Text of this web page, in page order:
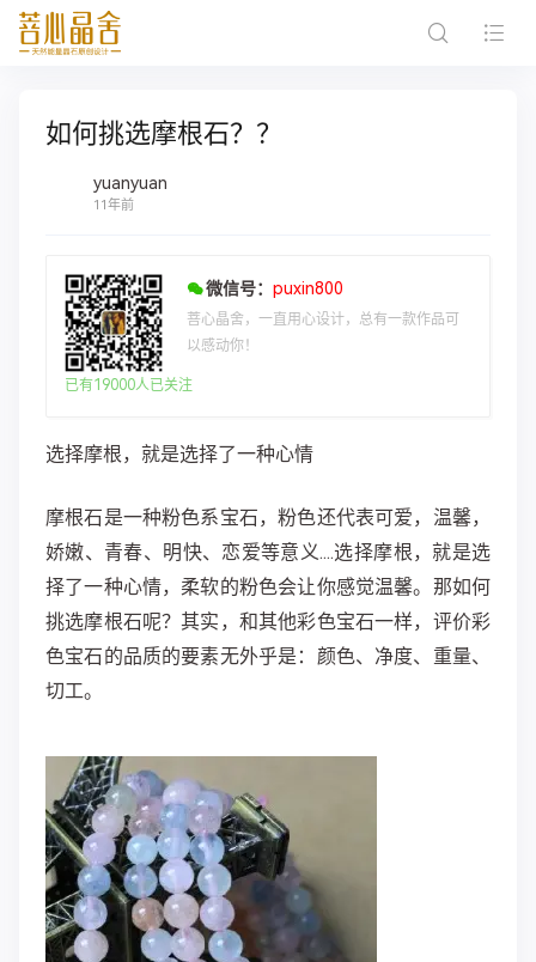
如何挑选摩根石？？
yuanyuan
11年前
微信号： puxin800
菩心晶舍，一直用心设计，总有一款作品可
以感动你！
已有19000人已关注
选择摩根，就是选择了一种心情
摩根石是一种粉色系宝石，粉色还代表可爱，温馨，
娇嫩、青春、明快、恋爱等意义....选择摩根，就是选
择了一种心情，柔软的粉色会让你感觉温馨。那如何
挑选摩根石呢？其实，和其他彩色宝石一样，评价彩
色宝石的品质的要素无外乎是：颜色、净度、重量、
切工。